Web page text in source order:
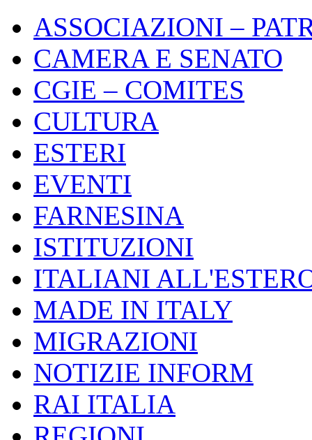
ASSOCIAZIONI –
CAMERA E SENATO
CGIE – COMITES
CULTURA
ESTERI
EVENTI
FARNESINA
ISTITUZIONI
ITALIANI
MADE IN ITALY
MIGRAZIONI
NOTIZIE INFORM
RAI ITALIA